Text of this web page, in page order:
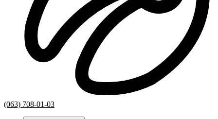
(063) 708-01-03